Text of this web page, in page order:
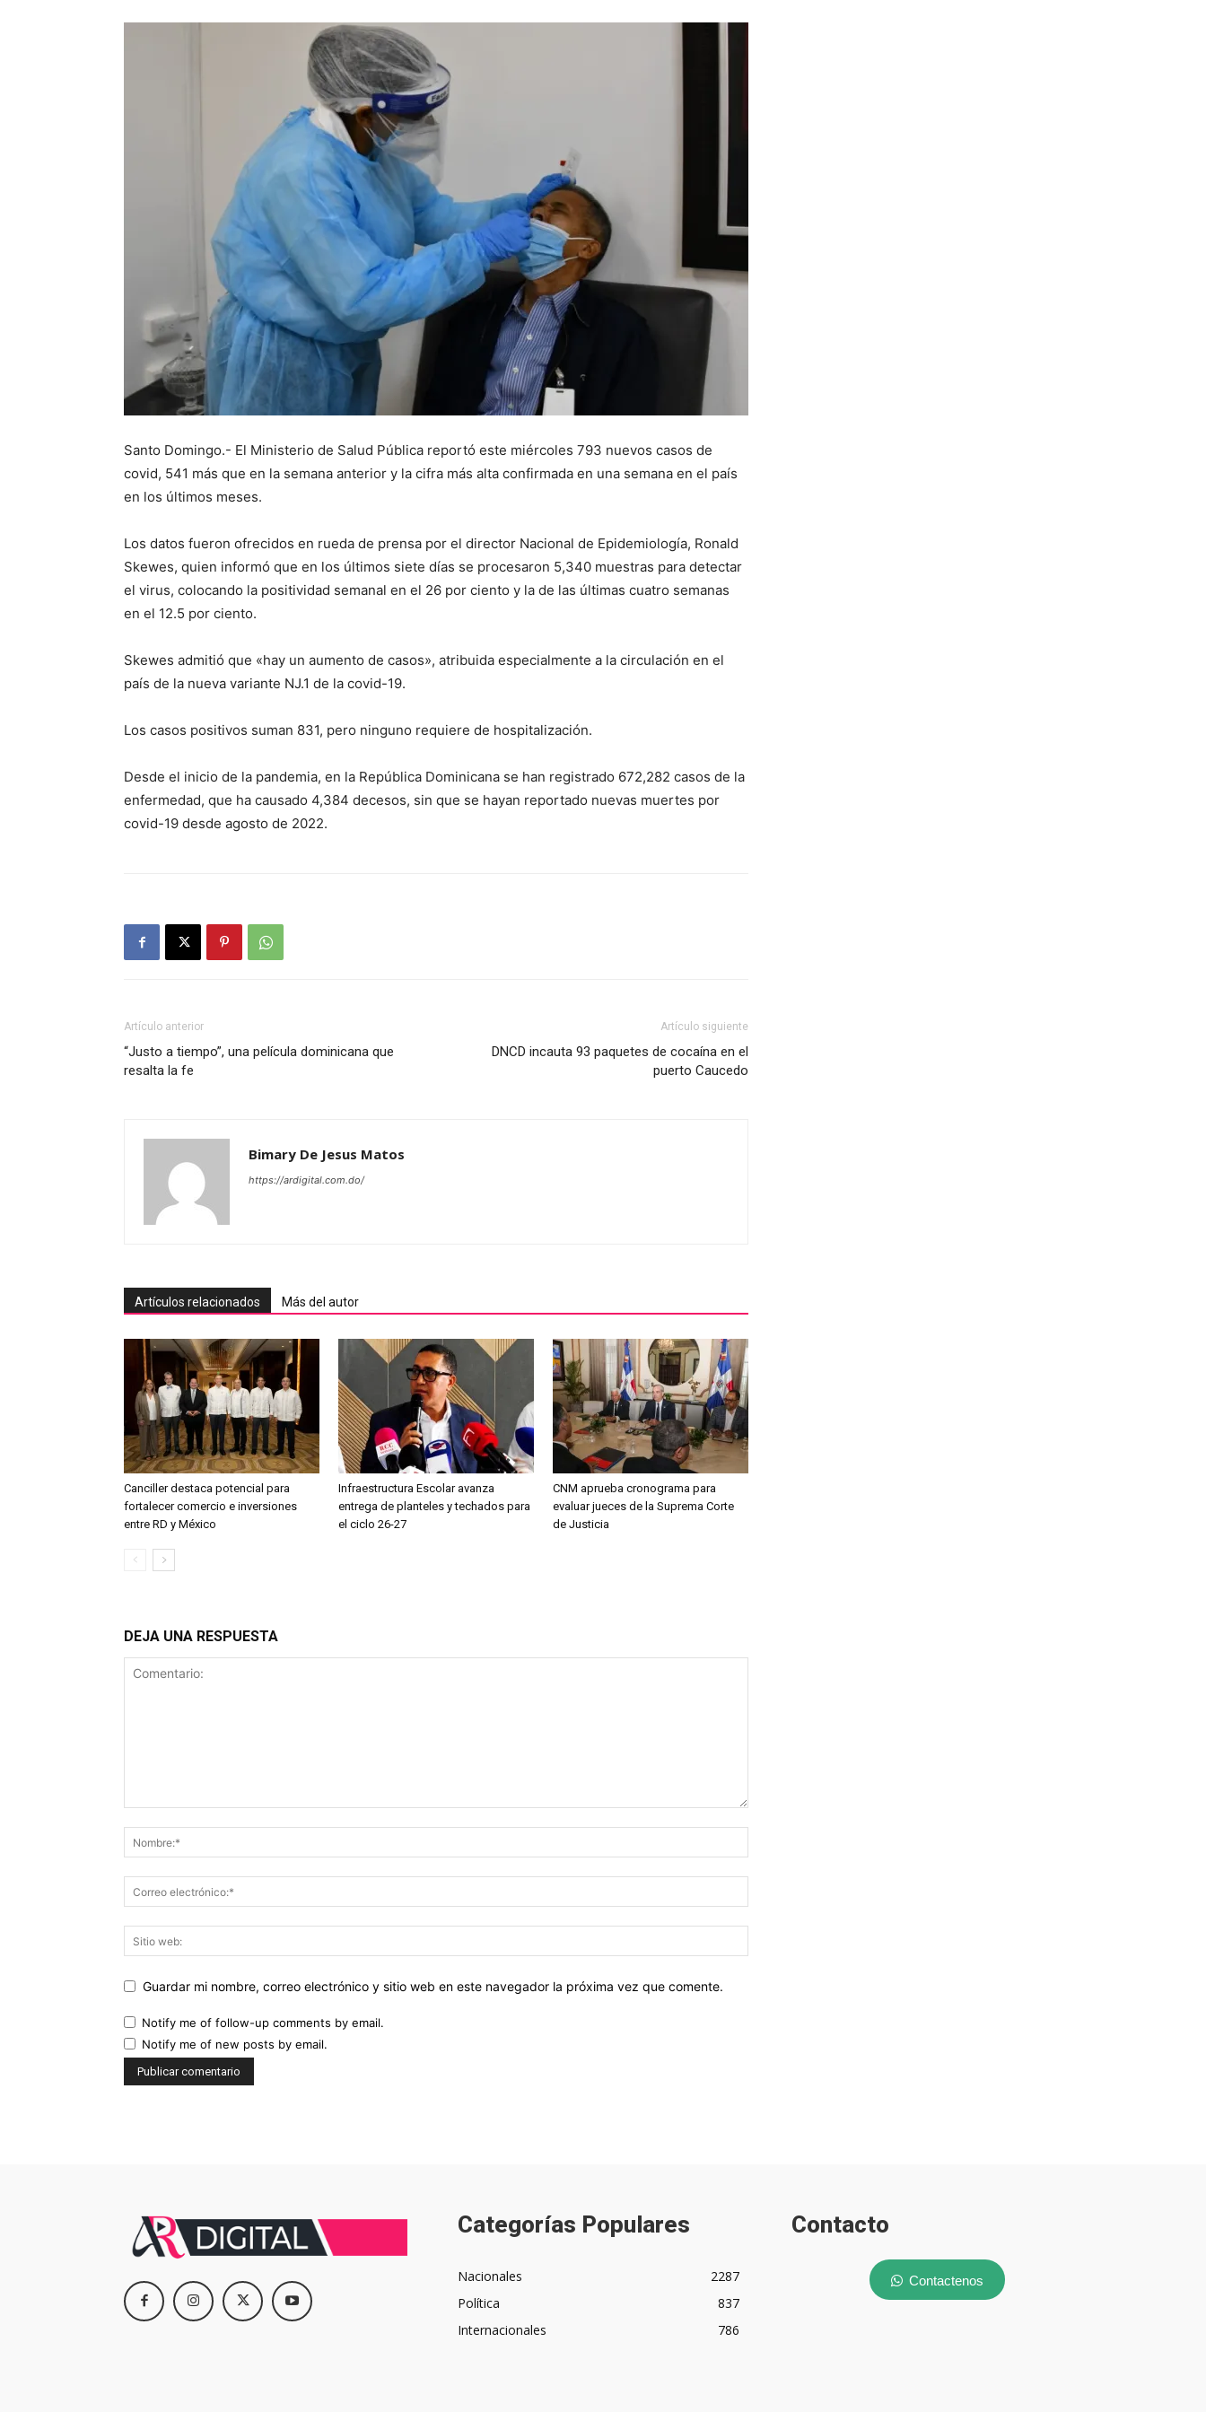
Santo Domingo.- El Ministerio de Salud Pública reportó este miércoles 793 nuevos casos de
covid, 541 más que en la semana anterior y la cifra más alta confirmada en una semana en el país
en los últimos meses.
Los datos fueron ofrecidos en rueda de prensa por el director Nacional de Epidemiología, Ronald
Skewes, quien informó que en los últimos siete días se procesaron 5,340 muestras para detectar
el virus, colocando la positividad semanal en el 26 por ciento y la de las últimas cuatro semanas
en el 12.5 por ciento.
Skewes admitió que «hay un aumento de casos», atribuida especialmente a la circulación en el
país de la nueva variante NJ.1 de la covid-19.
Los casos positivos suman 831, pero ninguno requiere de hospitalización.
Desde el inicio de la pandemia, en la República Dominicana se han registrado 672,282 casos de la
enfermedad, que ha causado 4,384 decesos, sin que se hayan reportado nuevas muertes por
covid-19 desde agosto de 2022.
Artículo anterior
“Justo a tiempo”, una película dominicana que
resalta la fe
Artículo siguiente
DNCD incauta 93 paquetes de cocaína en el
puerto Caucedo
Bimary De Jesus Matos
https://ardigital.com.do/
Artículos relacionados Más del autor
Canciller destaca potencial para
fortalecer comercio e inversiones
entre RD y México
Infraestructura Escolar avanza
entrega de planteles y techados para
el ciclo 26-27
CNM aprueba cronograma para
evaluar jueces de la Suprema Corte
de Justicia
DEJA UNA RESPUESTA
Guardar mi nombre, correo electrónico y sitio web en este navegador la próxima vez que comente.
Notify me of follow-up comments by email.
Notify me of new posts by email.
Categorías Populares
Nacionales
2287
Política
837
Internacionales
786
Contacto
Contactenos